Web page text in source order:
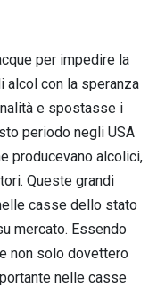
per impedire la
alcol con la speranza
e spostasse i
periodo negli USA
producevano alcolici,
Queste grandi
casse dello stato
mercato. Essendo
non solo dovettero
nelle casse